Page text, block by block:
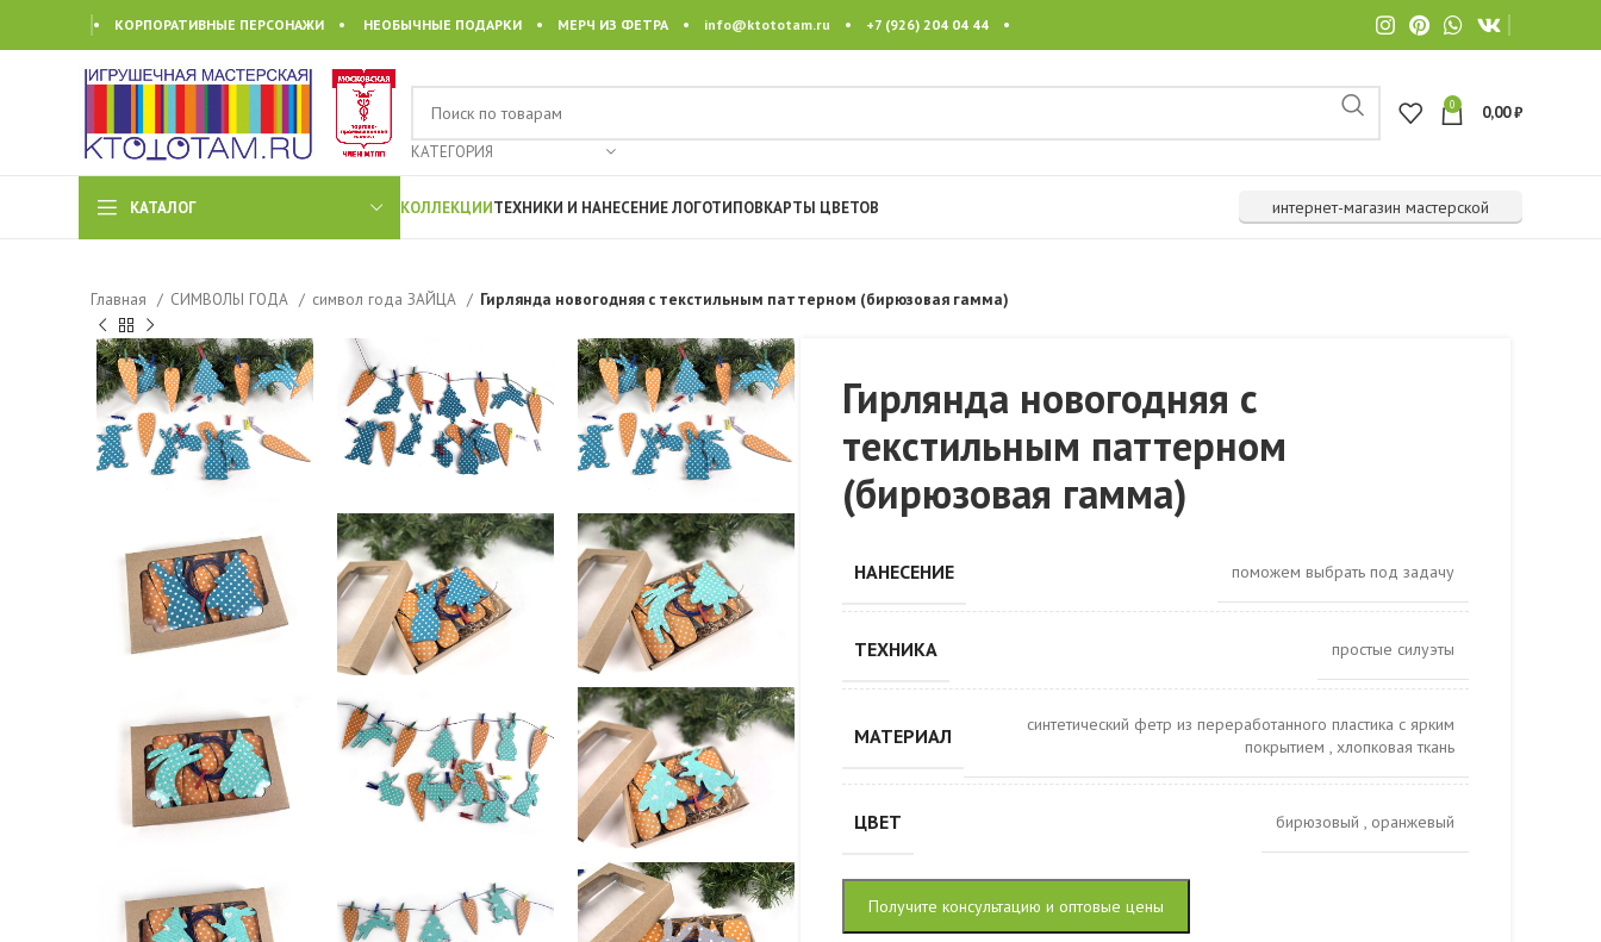
• КОРПОРАТИВНЫЕ ПЕРСОНАЖИ • НЕОБЫЧНЫЕ ПОДАРКИ • МЕРЧ ИЗ ФЕТРА • info@ktototam.ru • +7 (926) 204 04 44 •
КАТЕГОРИЯ
0 0,00₽
КАТАЛОГ КОЛЛЕКЦИИТЕХНИКИ И НАНЕСЕНИЕ ЛОГОТИПОВКАРТЫ ЦВЕТОВ интернет-магазин мастерской
Главная СИМВОЛЫ ГОДА символ года ЗАЙЦА Гирлянда новогодняя с текстильным паттерном (бирюзовая гамма)
Гирлянда новогодняя с
текстильным паттерном
(бирюзовая гамма)
НАНЕСЕНИЕ поможем выбрать под задачу
ТЕХНИКА простые силуэты
МАТЕРИАЛ
синтетический фетр из переработанного пластика с ярким
покрытием , хлопковая ткань
ЦВЕТ бирюзовый , оранжевый
Получите консультацию и оптовые цены